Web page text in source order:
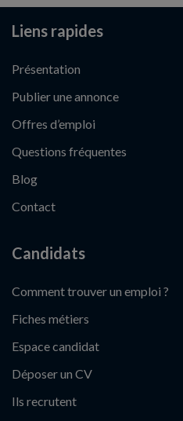
Liens rapides
Présentation
Publier une annonce
Offres d’emploi
Questions fréquentes
Blog
Contact
Candidats
Comment trouver un emploi ?
Fiches métiers
Espace candidat
Déposer un CV
Ils recrutent